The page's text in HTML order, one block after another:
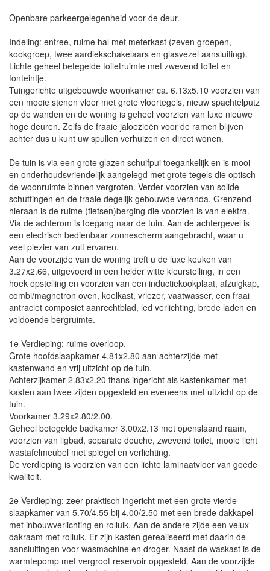
Openbare parkeergelegenheid voor de deur.
Indeling: entree, ruime hal met meterkast (zeven groepen,
kookgroep, twee aardlekschakelaars en glasvezel aansluiting).
Lichte geheel betegelde toiletruimte met zwevend toilet en
fonteintje.
Tuingerichte uitgebouwde woonkamer ca. 6.13x5.10 voorzien van
een mooie stenen vloer met grote vloertegels, nieuw spachtelputz
op de wanden en de woning is geheel voorzien van luxe nieuwe
hoge deuren. Zelfs de fraaie jaloezieën voor de ramen blijven
achter dus u kunt uw spullen verhuizen en direct wonen.
De tuin is via een grote glazen schuifpui toegankelijk en is mooi
en onderhoudsvriendelijk aangelegd met grote tegels die optisch
de woonruimte binnen vergroten. Verder voorzien van solide
schuttingen en de fraaie degelijk gebouwde veranda. Grenzend
hieraan is de ruime (fietsen)berging die voorzien is van elektra.
Via de achterom is toegang naar de tuin. Aan de achtergevel is
een electrisch bedienbaar zonnescherm aangebracht, waar u
veel plezier van zult ervaren.
Aan de voorzijde van de woning treft u de luxe keuken van
3.27x2.66, uitgevoerd in een helder witte kleurstelling, in een
hoek opstelling en voorzien van een inductiekookplaat, afzuigkap,
combi/magnetron oven, koelkast, vriezer, vaatwasser, een fraai
antraciet composiet aanrechtblad, led verlichting, brede laden en
voldoende bergruimte.
1e Verdieping: ruime overloop.
Grote hoofdslaapkamer 4.81x2.80 aan achterzijde met
kastenwand en vrij uitzicht op de tuin.
Achterzijkamer 2.83x2.20 thans ingericht als kastenkamer met
kasten aan twee zijden opgesteld en eveneens met uitzicht op de
tuin.
Voorkamer 3.29x2.80/2.00.
Geheel betegelde badkamer 3.00x2.13 met openslaand raam,
voorzien van ligbad, separate douche, zwevend toilet, mooie licht
wastafelmeubel met spiegel en verlichting.
De verdieping is voorzien van een lichte laminaatvloer van goede
kwaliteit.
2e Verdieping: zeer praktisch ingericht met een grote vierde
slaapkamer van 5.70/4.55 bij 4.00/2.50 met een brede dakkapel
met inbouwverlichting en rolluik. Aan de andere zijde een velux
dakraam met rolluik. Er zijn kasten gerealiseerd met daarin de
aansluitingen voor wasmachine en droger. Naast de waskast is de
warmtepomp met vergroot reservoir opgesteld. Aan de voorzijde